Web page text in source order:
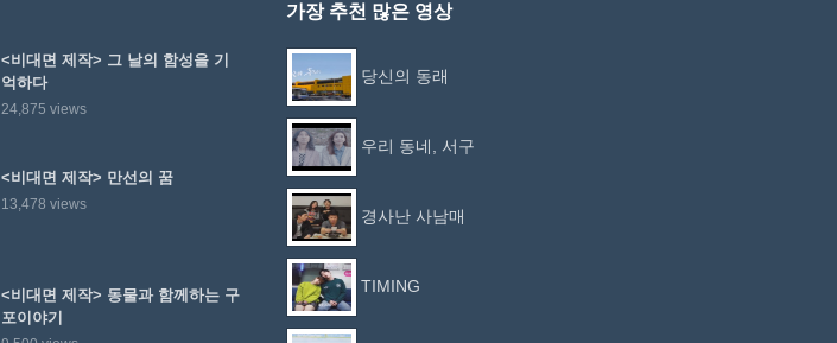
<비대면 제작> 그 날의 함성을 기
억하다
24,875 views
<비대면 제작> 만선의 꿈
13,478 views
<비대면 제작> 동물과 함께하는 구
포이야기
가장 추천 많은 영상
당신의 동래
우리 동네, 서구
경사난 사남매
TIMING